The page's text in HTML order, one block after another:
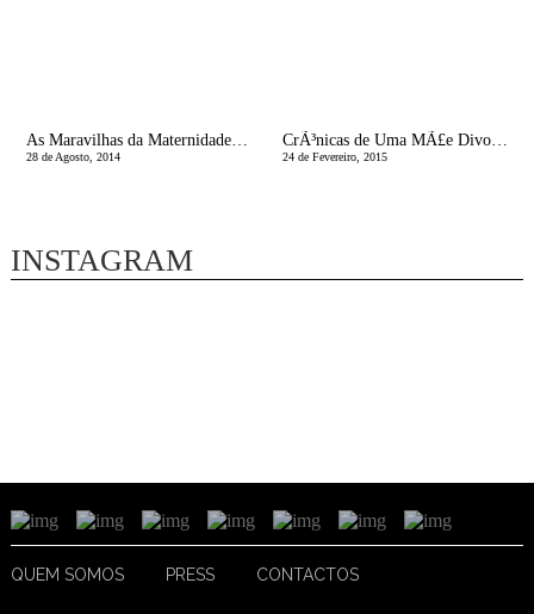
As Maravilhas da Maternidade: Criancinhas
28 de Agosto, 2014
CrÃ³nicas de Uma MÃ£e Divorciada | Breve Revolta Contra os Soutiens Queimados!
24 de Fevereiro, 2015
INSTAGRAM
QUEM SOMOS PRESS CONTACTOS